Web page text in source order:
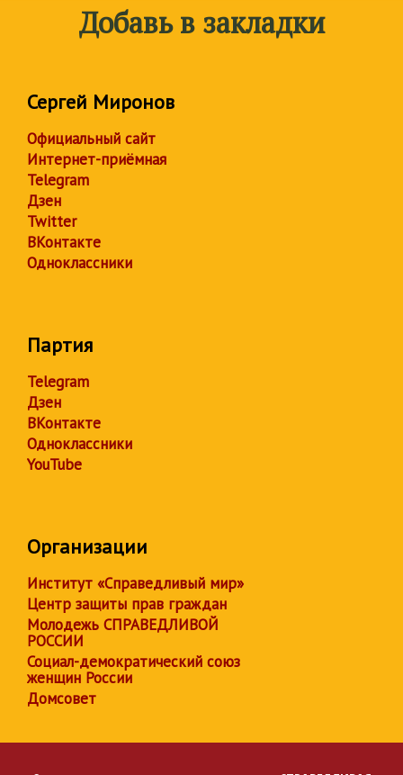
Добавь в закладки
Сергей Миронов
Официальный сайт
Интернет-приёмная
Telegram
Дзен
Twitter
ВКонтакте
Одноклассники
Партия
Telegram
Дзен
ВКонтакте
Одноклассники
YouTube
Организации
Институт «Справедливый мир»
Центр защиты прав граждан
Молодежь СПРАВЕДЛИВОЙ
РОССИИ
Социал-демократический союз
женщин России
Домсовет